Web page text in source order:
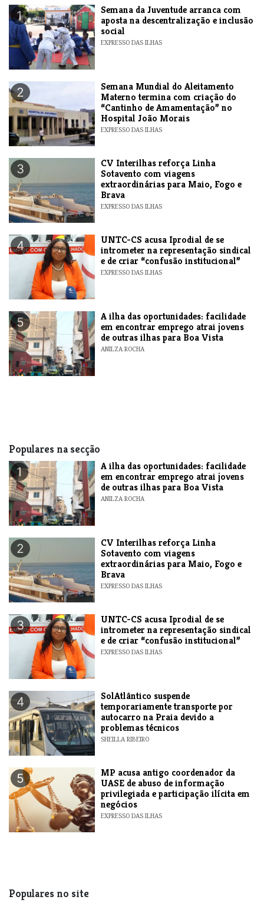
1
Semana da Juventude arranca com
aposta na descentralização e inclusão
social
EXPRESSO DAS ILHAS
2
Semana Mundial do Aleitamento
Materno termina com criação do
“Cantinho de Amamentação” no
Hospital João Morais
EXPRESSO DAS ILHAS
3
​CV Interilhas reforça Linha
Sotavento com viagens
extraordinárias para Maio, Fogo e
Brava
EXPRESSO DAS ILHAS
4
UNTC-CS acusa Iprodial de se
intrometer na representação sindical
e de criar “confusão institucional”
EXPRESSO DAS ILHAS
5
A ilha das oportunidades: facilidade
em encontrar emprego atrai jovens
de outras ilhas para Boa Vista
ANILZA ROCHA
Populares na secção
1
A ilha das oportunidades: facilidade
em encontrar emprego atrai jovens
de outras ilhas para Boa Vista
ANILZA ROCHA
2
​CV Interilhas reforça Linha
Sotavento com viagens
extraordinárias para Maio, Fogo e
Brava
EXPRESSO DAS ILHAS
3
UNTC-CS acusa Iprodial de se
intrometer na representação sindical
e de criar “confusão institucional”
EXPRESSO DAS ILHAS
4
SolAtlântico suspende
temporariamente transporte por
autocarro na Praia devido a
problemas técnicos
SHEILLA RIBEIRO
5
MP acusa antigo coordenador da
UASE de abuso de informação
privilegiada e participação ilícita em
negócios
EXPRESSO DAS ILHAS
Populares no site